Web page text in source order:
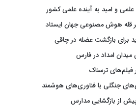
و امید به آینده علمی کشور
قله هوش مصنوعی جهان ایستاد
برای بازگشت عضله در چاقی
امداد در فارس
ترسناک
جنگلی با فناوری‌های هوشمند